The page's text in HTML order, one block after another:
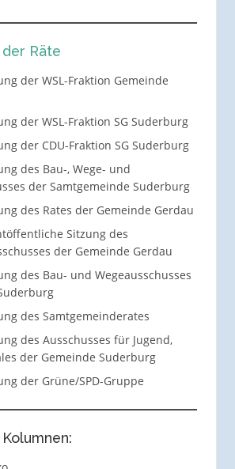
Räte
der WSL-Fraktion Gemeinde
der WSL-Fraktion SG Suderburg
der CDU-Fraktion SG Suderburg
des Bau-, Wege- und
der Samtgemeinde Suderburg
des Rates der Gemeinde Gerdau
Sitzung des
der Gemeinde Gerdau
des Bau- und Wegeausschusses
des Samtgemeinderates
des Ausschusses für Jugend,
der Gemeinde Suderburg
der Grüne/SPD-Gruppe